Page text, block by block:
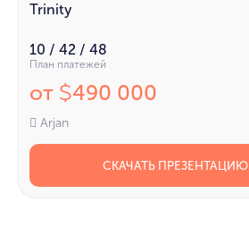
Trinity
10 / 42 / 48
План платежей
от $490 000
Arjan
СКАЧАТЬ ПРЕЗЕНТАЦИЮ